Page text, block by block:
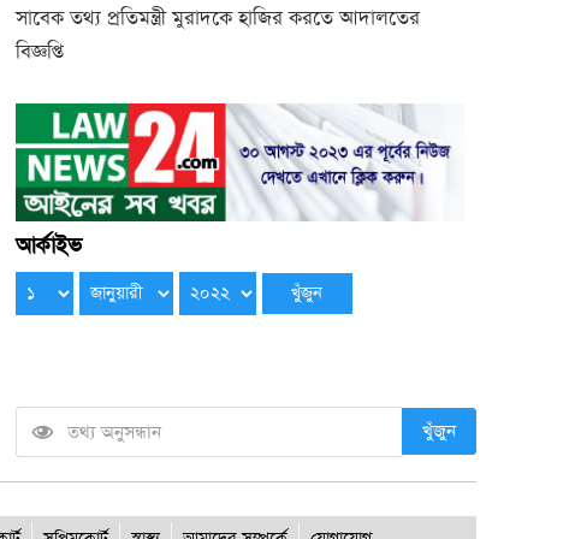
সাবেক তথ্য প্রতিমন্ত্রী মুরাদকে হাজির করতে আদালতের
বিজ্ঞপ্তি
আর্কাইভ
খুঁজুন